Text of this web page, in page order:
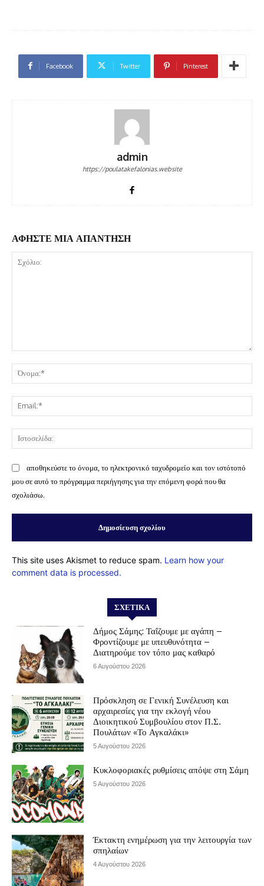
Facebook Twitter Pinterest
admin
https://poulatakefalonias.website
ΑΦΗΣΤΕ ΜΙΑ ΑΠΑΝΤΗΣΗ
αποθηκεύστε το όνομα, το ηλεκτρονικό ταχυδρομείο και τον ιστότοπό
μου σε αυτό το πρόγραμμα περιήγησης για την επόμενη φορά που θα
σχολιάσω.
This site uses Akismet to reduce spam. Learn how your
comment data is processed.
ΣΧΕΤΙΚΆ
Δήμος Σάμης: Ταΐζουμε με αγάπη –
Φροντίζουμε με υπευθυνότητα –
Διατηρούμε τον τόπο μας καθαρό
6 Αυγούστου 2026
Πρόσκληση σε Γενική Συνέλευση και
αρχαιρεσίες για την εκλογή νέου
Διοικητικού Συμβουλίου στον Π.Σ.
Πουλάτων «Το Αγκαλάκι»
5 Αυγούστου 2026
Κυκλοφοριακές ρυθμίσεις απόψε στη Σάμη
5 Αυγούστου 2026
Έκτακτη ενημέρωση για την λειτουργία των
σπηλαίων
4 Αυγούστου 2026